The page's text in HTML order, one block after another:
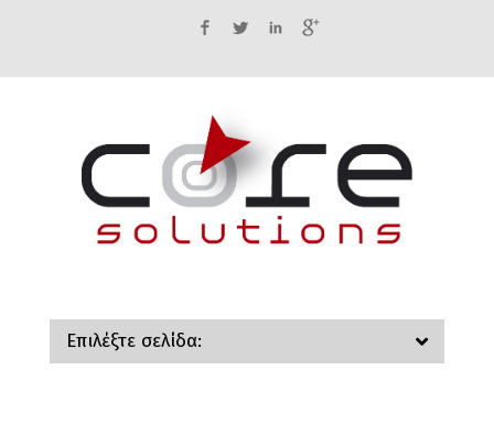
FacebookTwitterLinkedIn
Επιλέξτε σελίδα: